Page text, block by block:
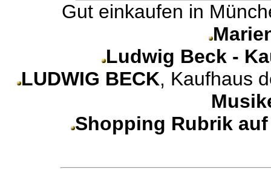
Gut einkaufen in
Ludwig Beck -
LUDWIG BECK, Kaufhaus
Shopping Rubrik